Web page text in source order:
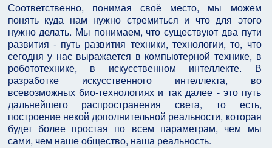
Соответственно, понимая своё место, мы можем
понять куда нам нужно стремиться и что для этого
нужно делать. Мы понимаем, что существуют два пути
развития - путь развития техники, технологии, то, что
сегодня у нас выражается в компьютерной технике, в
робототехнике, в искусственном интеллекте. В
разработке искусственного интеллекта, во
всевозможных био-технологиях и так далее - это путь
дальнейшего распространения света, то есть,
построение некой дополнительной реальности, которая
будет более простая по всем параметрам, чем мы
сами, чем наше общество, наша реальность.